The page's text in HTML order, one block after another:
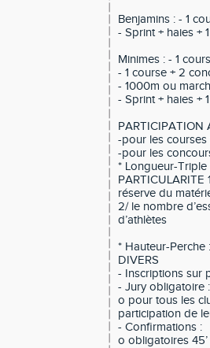
Benjamins : - 1
- Sprint + haies +
Minimes : - 1
- 1 course + 2
- 1000m ou
- Sprint + haies +
PARTICIPATION
-pour les courses
-pour les
* Longueur-Triple
réserve du
2/ le nombre
d’athlètes
* Hauteur-Perche
DIVERS
- Inscriptions sur
- Jury obligatoire :
o pour tous les
participation de
- Confirmations :
o obligatoires